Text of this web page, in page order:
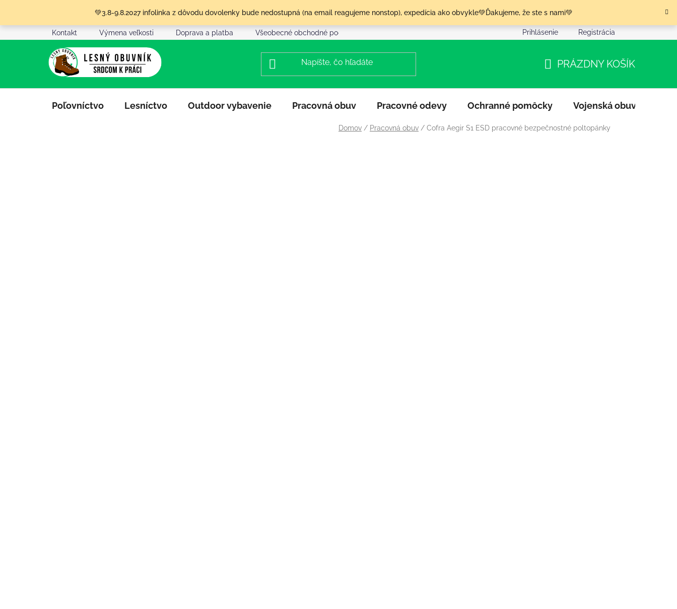
obsah
💚3.8-9.8.2027 infolinka z dôvodu dovolenky bude nedostupná (na email reagujeme nonstop), expedícia ako obvykle💚Ďakujeme, že ste s nami💚
Kontakt Výmena veľkosti Doprava a platba Všeobecné obchodné podmienky Podmienky ochrany osobných údajov
Prihlásenie Registrácia
KOŠÍK
PRÁZDNY KOŠÍK
Poľovníctvo Lesníctvo Outdoor vybavenie Pracovná obuv Pracovné odevy Ochranné pomôcky Vojenská obuv
Domov / Pracovná obuv / Cofra Aegir S1 ESD pracovné bezpečnostné poltopánky